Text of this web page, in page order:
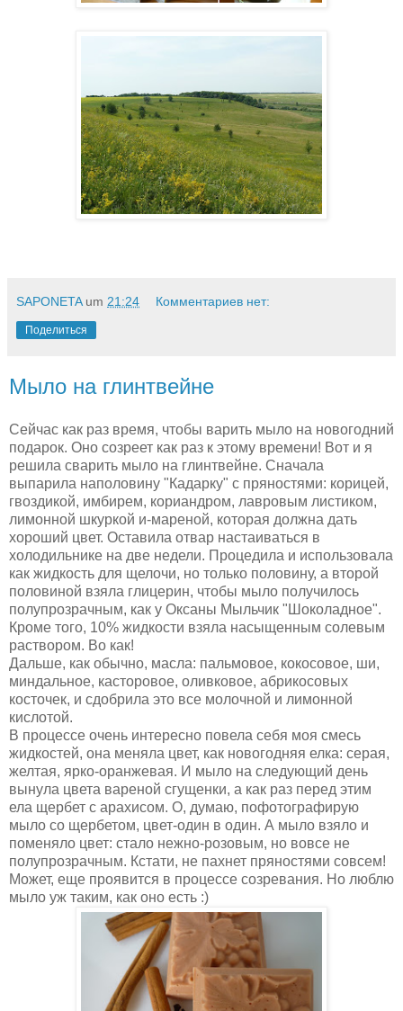
SAPONETA um 21:24 Комментариев нет:
Поделиться
Мыло на глинтвейне
Сейчас как раз время, чтобы варить мыло на новогодний
подарок. Оно созреет как раз к этому времени! Вот и я
решила сварить мыло на глинтвейне. Сначала
выпарила наполовину "Кадарку" с пряностями: корицей,
гвоздикой, имбирем, кориандром, лавровым листиком,
лимонной шкуркой и-мареной, которая должна дать
хороший цвет. Оставила отвар настаиваться в
холодильнике на две недели. Процедила и использовала
как жидкость для щелочи, но только половину, а второй
половиной взяла глицерин, чтобы мыло получилось
полупрозрачным, как у Оксаны Мыльчик "Шоколадное".
Кроме того, 10% жидкости взяла насыщенным солевым
раствором. Во как!
Дальше, как обычно, масла: пальмовое, кокосовое, ши,
миндальное, касторовое, оливковое, абрикосовых
косточек, и сдобрила это все молочной и лимонной
кислотой.
В процессе очень интересно повела себя моя смесь
жидкостей, она меняла цвет, как новогодняя елка: серая,
желтая, ярко-оранжевая. И мыло на следующий день
вынула цвета вареной сгущенки, а как раз перед этим
ела щербет с арахисом. О, думаю, пофотографирую
мыло со щербетом, цвет-один в один. А мыло взяло и
поменяло цвет: стало нежно-розовым, но вовсе не
полупрозрачным. Кстати, не пахнет пряностями совсем!
Может, еще проявится в процессе созревания. Но люблю
мыло уж таким, как оно есть :)